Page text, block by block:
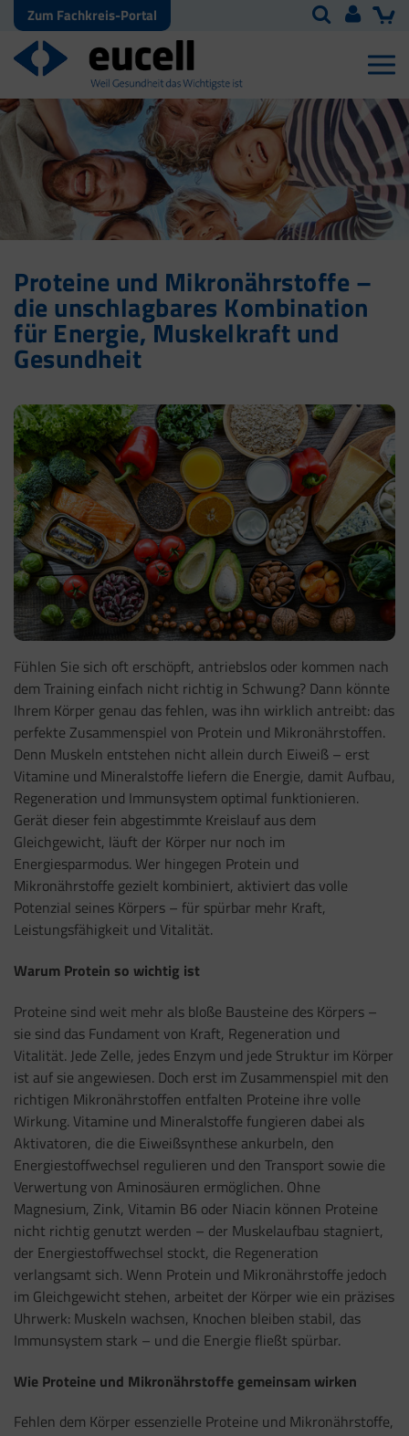
Zum Fachkreis-Portal
Proteine und Mikronährstoffe –
die unschlagbares Kombination
für Energie, Muskelkraft und
Gesundheit
Fühlen Sie sich oft erschöpft, antriebslos oder kommen nach
dem Training einfach nicht richtig in Schwung? Dann könnte
Ihrem Körper genau das fehlen, was ihn wirklich antreibt: das
perfekte Zusammenspiel von Protein und Mikronährstoffen.
Denn Muskeln entstehen nicht allein durch Eiweiß – erst
Vitamine und Mineralstoffe liefern die Energie, damit Aufbau,
Regeneration und Immunsystem optimal funktionieren.
Gerät dieser fein abgestimmte Kreislauf aus dem
Gleichgewicht, läuft der Körper nur noch im
Energiesparmodus. Wer hingegen Protein und
Mikronährstoffe gezielt kombiniert, aktiviert das volle
Potenzial seines Körpers – für spürbar mehr Kraft,
Leistungsfähigkeit und Vitalität.
Warum Protein so wichtig ist
Proteine sind weit mehr als bloße Bausteine des Körpers –
sie sind das Fundament von Kraft, Regeneration und
Vitalität. Jede Zelle, jedes Enzym und jede Struktur im Körper
ist auf sie angewiesen. Doch erst im Zusammenspiel mit den
richtigen Mikronährstoffen entfalten Proteine ihre volle
Wirkung. Vitamine und Mineralstoffe fungieren dabei als
Aktivatoren, die die Eiweißsynthese ankurbeln, den
Energiestoffwechsel regulieren und den Transport sowie die
Verwertung von Aminosäuren ermöglichen. Ohne
Magnesium, Zink, Vitamin B6 oder Niacin können Proteine
nicht richtig genutzt werden – der Muskelaufbau stagniert,
der Energiestoffwechsel stockt, die Regeneration
verlangsamt sich. Wenn Protein und Mikronährstoffe jedoch
im Gleichgewicht stehen, arbeitet der Körper wie ein präzises
Uhrwerk: Muskeln wachsen, Knochen bleiben stabil, das
Immunsystem stark – und die Energie fließt spürbar.
Wie Proteine und Mikronährstoffe gemeinsam wirken
Fehlen dem Körper essenzielle Proteine und Mikronährstoffe,